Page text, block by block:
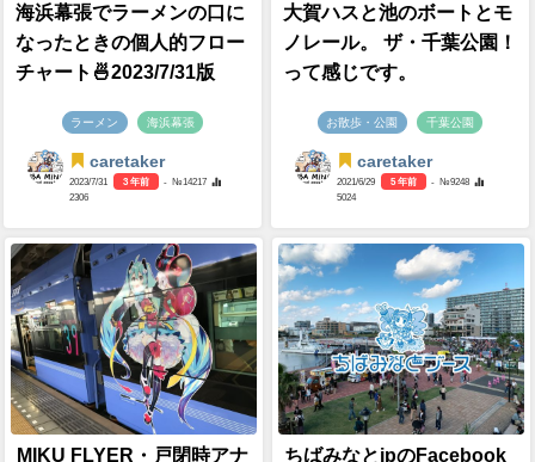
海浜幕張でラーメンの口に
なったときの個人的フロー
チャート🍜2023/7/31版
ラーメン 海浜幕張
caretaker
2023/7/31 3 年前
- №14217
2306
大賀ハスと池のボートとモ
ノレール。 ザ・千葉公園！
って感じです。
お散歩・公園 千葉公園
caretaker
2021/6/29 5 年前
- №9248
5024
MIKU FLYER・戸閉時アナ ちばみなとjpのFacebook